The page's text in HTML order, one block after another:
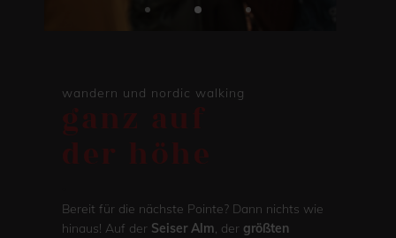
wandern und nordic walking
ganz auf
der höhe
Bereit für die nächste Pointe? Dann nichts wie
hinaus! Auf der Seiser Alm, der größten